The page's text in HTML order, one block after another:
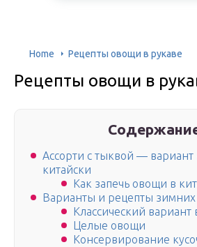
Home Рецепты овощи в рукаве
Рецепты овощи в
Ассорти с тыквой — вариант
китайски
Как запечь овощи в
Варианты и рецепты зимних
Классический вариант
Целые овощи
Консервирование